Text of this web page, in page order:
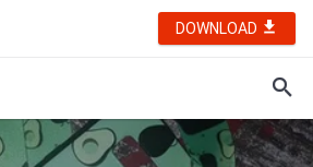
DOWNLOAD